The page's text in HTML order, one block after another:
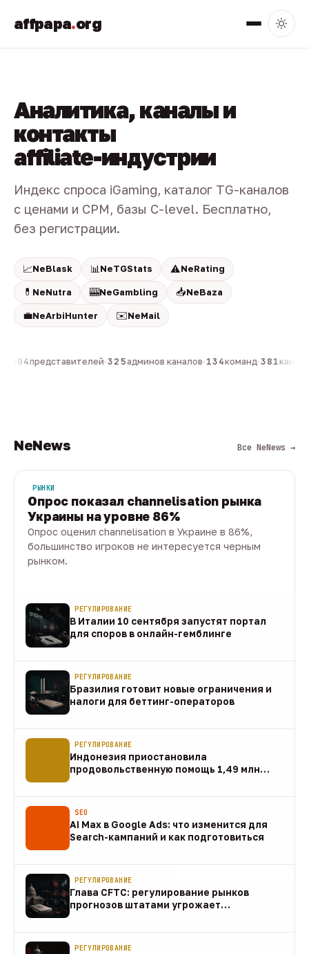
affpapa.org
Аналитика, каналы и
контакты
affiliate-индустрии
Индекс спроса iGaming, каталог TG-каналов
с ценами и CPM, базы C-level. Бесплатно,
без регистрации.
📈NeBlask 📊 NeTGStats ⚠️NeRating
💊 NeNutra 🎰NeGambling 📥NeBaza
💼NeArbiHunter ✉️NeMail
804представителей·325админов каналов·134команд·381
NeNews Все NeNews →
РЫНКИ
Опрос показал channelisation рынка
Украины на уровне 86%
Опрос оценил channelisation в Украине в 86%,
большинство игроков не интересуется черным
рынком.
РЕГУЛИРОВАНИЕ
В Италии 10 сентября запустят портал
для споров в онлайн-гемблинге
РЕГУЛИРОВАНИЕ
Бразилия готовит новые ограничения и
налоги для беттинг-операторов
РЕГУЛИРОВАНИЕ
Индонезия приостановила
продовольственную помощь 1,49 млн
SEO
AI Max в Google Ads: что изменится для
Search-кампаний и как подготовиться
РЕГУЛИРОВАНИЕ
Глава CFTC: регулирование рынков
прогнозов штатами угрожает
РЕГУЛИРОВАНИЕ